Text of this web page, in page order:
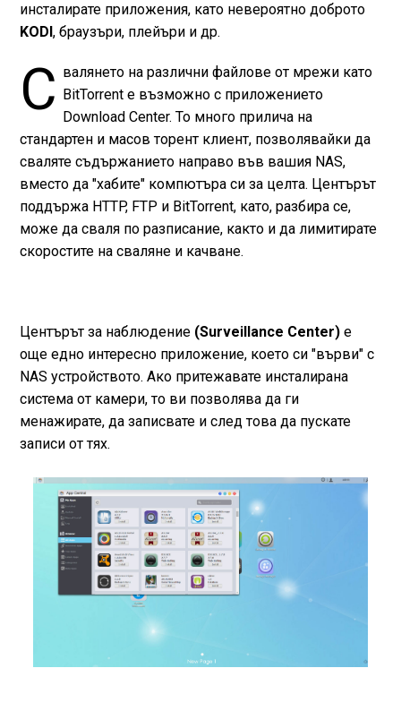
инсталирате приложения, като невероятно доброто
KODI , браузъри, плейъри и др.
С валянето на различни файлове от мрежи като
BitTorrent е възможно с приложението
Download Center. То много прилича на
стандартен и масов торент клиент, позволявайки да
сваляте съдържанието направо във вашия NAS,
вместо да "хабите" компютъра си за целта. Центърът
поддържа HTTP, FTP и BitTorrent, като, разбира се,
може да сваля по разписание, както и да лимитирате
скоростите на сваляне и качване.
Центърът за наблюдение (Surveillance Center)е
още едно интересно приложение, което си "върви" с
NAS устройството. Ако притежавате инсталирана
система от камери, то ви позволява да ги
менажирате, да записвате и след това да пускате
записи от тях.